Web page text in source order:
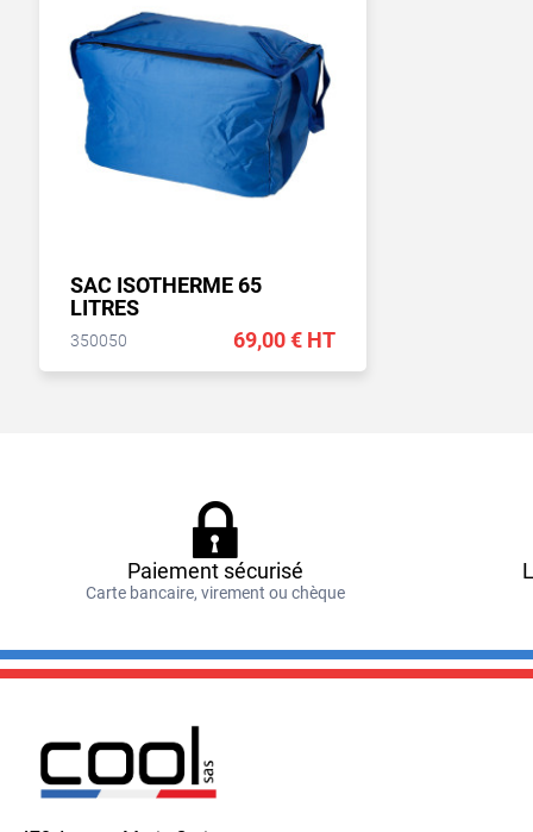
SAC ISOTHERME 65
LITRES
350050 69,00 € HT
Paiement sécurisé
Carte bancaire, virement ou chèque